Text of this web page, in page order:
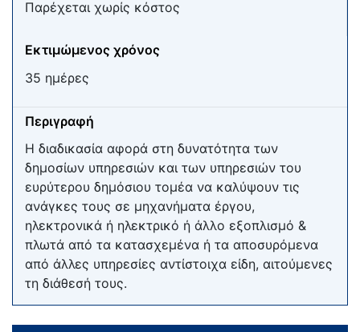
Παρέχεται χωρίς κόστος
Εκτιμώμενος χρόνος
35 ημέρες
Περιγραφή
Η διαδικασία αφορά στη δυνατότητα των
δημοσίων υπηρεσιών και των υπηρεσιών του
ευρύτερου δημόσιου τομέα να καλύψουν τις
ανάγκες τους σε μηχανήματα έργου,
ηλεκτρονικά ή ηλεκτρικό ή άλλο εξοπλισμό &
πλωτά από τα κατασχεμένα ή τα αποσυρόμενα
από άλλες υπηρεσίες αντίστοιχα είδη, αιτούμενες
τη διάθεσή τους.